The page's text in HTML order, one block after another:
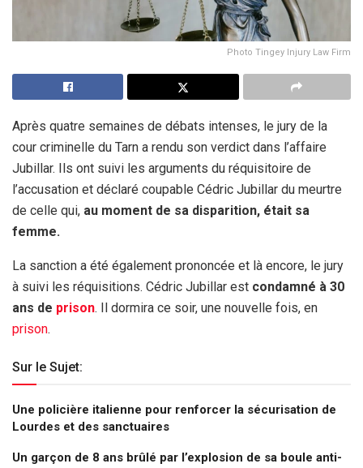
Photo Tingey Injury Law Firm
Après quatre semaines de débats intenses, le jury de la
cour criminelle du Tarn a rendu son verdict dans l’affaire
Jubillar. Ils ont suivi les arguments du réquisitoire de
l’accusation et déclaré coupable Cédric Jubillar du meurtre
de celle qui, au moment de sa disparition, était sa
femme.
La sanction a été également prononcée et là encore, le jury
à suivi les réquisitions. Cédric Jubillar est condamné à 30
ans de prison. Il dormira ce soir, une nouvelle fois, en
prison.
Sur le Sujet:
Une policière italienne pour renforcer la sécurisation de
Lourdes et des sanctuaires
Un garçon de 8 ans brûlé par l’explosion de sa boule anti-